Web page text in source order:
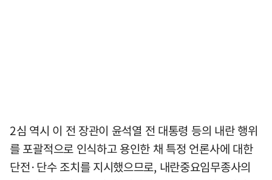
2심 역시 이 전 장관이 윤석열 전 대통령 등의 내란 행위
를 포괄적으로 인식하고 용인한 채 특정 언론사에 대한
단전·단수 조치를 지시했으므로, 내란중요임무종사의